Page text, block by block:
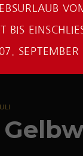
BIS
07. SEPTEMBER